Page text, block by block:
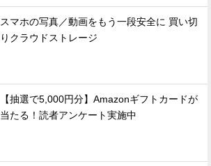
スマホの写真／動画をもう一段安全に 買い切
りクラウドストレージ
【抽選で5,000円分】Amazonギフトカードが
当たる！読者アンケート実施中